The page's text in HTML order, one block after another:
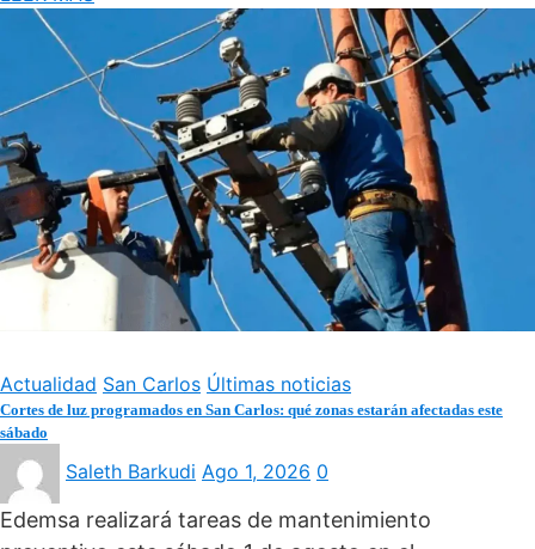
Actualidad San Carlos Últimas noticias
Cortes de luz programados en San Carlos: qué zonas estarán afectadas este
sábado
Saleth Barkudi Ago 1, 2026 0
Edemsa realizará tareas de mantenimiento